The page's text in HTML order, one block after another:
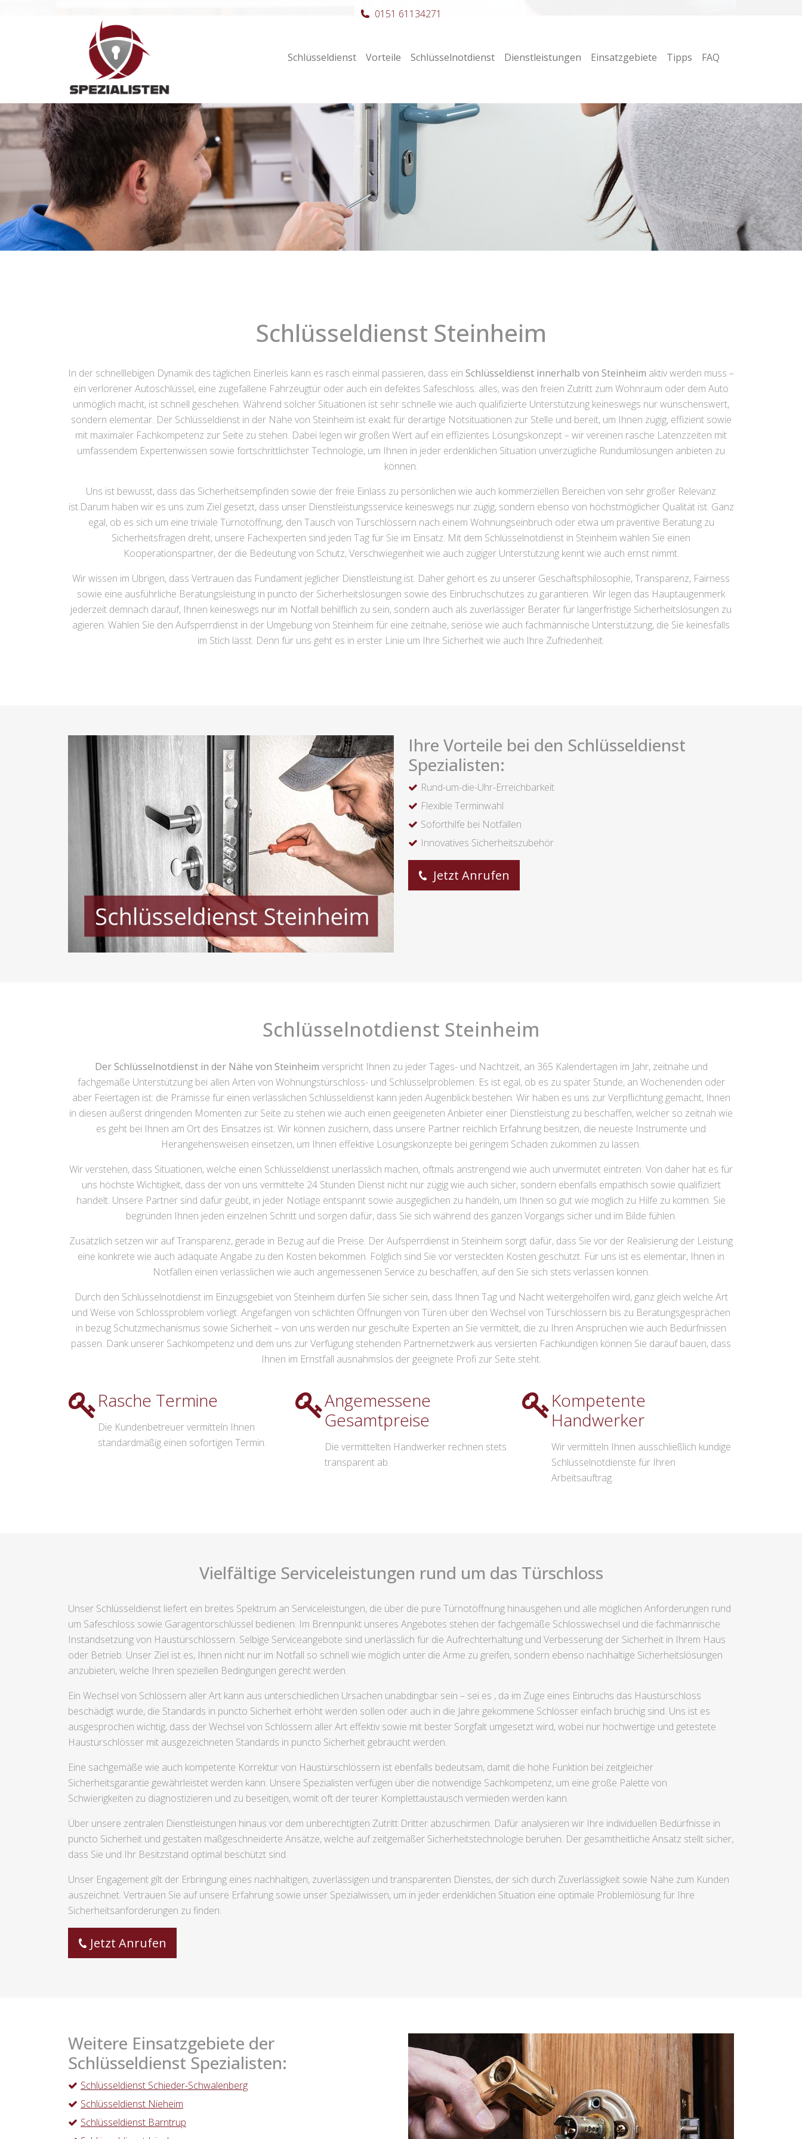
Hauptnavigation Schlüsseldienst Vorteile Schlüsselnotdienst Dienstleistungen Einsatzgebiete Tipps FAQ
0151 61134271
Schlüsseldienst Steinheim
In der schnelllebigen Dynamik des täglichen Einerleis kann es rasch einmal passieren, dass ein Schlüsseldienst innerhalb von Steinheim aktiv werden muss –
ein verlorener Autoschlüssel, eine zugefallene Fahrzeugtür oder auch ein defektes Safeschloss: alles, was den freien Zutritt zum Wohnraum oder dem Auto
unmöglich macht, ist schnell geschehen. Während solcher Situationen ist sehr schnelle wie auch qualifizierte Unterstützung keineswegs nur wünschenswert,
sondern elementar. Der Schlüsseldienst in der Nähe von Steinheim ist exakt für derartige Notsituationen zur Stelle und bereit, um Ihnen zügig, effizient sowie
mit maximaler Fachkompetenz zur Seite zu stehen. Dabei legen wir großen Wert auf ein effizientes Lösungskonzept – wir vereinen rasche Latenzzeiten mit
umfassendem Expertenwissen sowie fortschrittlichster Technologie, um Ihnen in jeder erdenklichen Situation unverzügliche Rundumlösungen anbieten zu
können.
Uns ist bewusst, dass das Sicherheitsempfinden sowie der freie Einlass zu persönlichen wie auch kommerziellen Bereichen von sehr großer Relevanz
ist.Darum haben wir es uns zum Ziel gesetzt, dass unser Dienstleistungsservice keineswegs nur zügig, sondern ebenso von höchstmöglicher Qualität ist. Ganz
egal, ob es sich um eine triviale Türnotöffnung, den Tausch von Türschlössern nach einem Wohnungseinbruch oder etwa um präventive Beratung zu
Sicherheitsfragen dreht, unsere Fachexperten sind jeden Tag für Sie im Einsatz. Mit dem Schlüsselnotdienst in Steinheim wählen Sie einen
Kooperationspartner, der die Bedeutung von Schutz, Verschwiegenheit wie auch zügiger Unterstützung kennt wie auch ernst nimmt.
Wir wissen im Übrigen, dass Vertrauen das Fundament jeglicher Dienstleistung ist. Daher gehört es zu unserer Geschäftsphilosophie, Transparenz, Fairness
sowie eine ausführliche Beratungsleistung in puncto der Sicherheitslösungen sowie des Einbruchschutzes zu garantieren. Wir legen das Hauptaugenmerk
jederzeit demnach darauf, Ihnen keineswegs nur im Notfall behilflich zu sein, sondern auch als zuverlässiger Berater für längerfristige Sicherheitslösungen zu
agieren. Wählen Sie den Aufsperrdienst in der Umgebung von Steinheim für eine zeitnahe, seriöse wie auch fachmännische Unterstützung, die Sie keinesfalls
im Stich lässt. Denn für uns geht es in erster Linie um Ihre Sicherheit wie auch Ihre Zufriedenheit.
Ihre Vorteile bei den Schlüsseldienst
Spezialisten:
Rund-um-die-Uhr-Erreichbarkeit
Flexible Terminwahl
Soforthilfe bei Notfällen
Innovatives Sicherheitszubehör
Jetzt Anrufen
Schlüsselnotdienst Steinheim
Der Schlüsselnotdienst in der Nähe von Steinheim verspricht Ihnen zu jeder Tages- und Nachtzeit, an 365 Kalendertagen im Jahr, zeitnahe und
fachgemäße Unterstützung bei allen Arten von Wohnungstürschloss- und Schlüsselproblemen. Es ist egal, ob es zu später Stunde, an Wochenenden oder
aber Feiertagen ist: die Prämisse für einen verlässlichen Schlüsseldienst kann jeden Augenblick bestehen. Wir haben es uns zur Verpflichtung gemacht, Ihnen
in diesen äußerst dringenden Momenten zur Seite zu stehen wie auch einen geeigeneten Anbieter einer Dienstleistung zu beschaffen, welcher so zeitnah wie
es geht bei Ihnen am Ort des Einsatzes ist. Wir können zusichern, dass unsere Partner reichlich Erfahrung besitzen, die neueste Instrumente und
Herangehensweisen einsetzen, um Ihnen effektive Lösungskonzepte bei geringem Schaden zukommen zu lassen.
Wir verstehen, dass Situationen, welche einen Schlüsseldienst unerlässlich machen, oftmals anstrengend wie auch unvermutet eintreten. Von daher hat es für
uns höchste Wichtigkeit, dass der von uns vermittelte 24 Stunden Dienst nicht nur zügig wie auch sicher, sondern ebenfalls empathisch sowie qualifiziert
handelt. Unsere Partner sind dafür geübt, in jeder Notlage entspannt sowie ausgeglichen zu handeln, um Ihnen so gut wie möglich zu Hilfe zu kommen. Sie
begründen Ihnen jeden einzelnen Schritt und sorgen dafür, dass Sie sich während des ganzen Vorgangs sicher und im Bilde fühlen.
Zusätzlich setzen wir auf Transparenz, gerade in Bezug auf die Preise. Der Aufsperrdienst in Steinheim sorgt dafür, dass Sie vor der Realisierung der Leistung
eine konkrete wie auch adäquate Angabe zu den Kosten bekommen. Folglich sind Sie vor versteckten Kosten geschützt. Für uns ist es elementar, Ihnen in
Notfällen einen verlässlichen wie auch angemessenen Service zu beschaffen, auf den Sie sich stets verlassen können.
Durch den Schlüsselnotdienst im Einzugsgebiet von Steinheim dürfen Sie sicher sein, dass Ihnen Tag und Nacht weitergeholfen wird, ganz gleich welche Art
und Weise von Schlossproblem vorliegt. Angefangen von schlichten Öffnungen von Türen über den Wechsel von Türschlössern bis zu Beratungsgesprächen
in bezug Schutzmechanismus sowie Sicherheit – von uns werden nur geschulte Experten an Sie vermittelt, die zu Ihren Ansprüchen wie auch Bedürfnissen
passen. Dank unserer Sachkompetenz und dem uns zur Verfügung stehenden Partnernetzwerk aus versierten Fachkundigen können Sie darauf bauen, dass
Ihnen im Ernstfall ausnahmslos der geeignete Profi zur Seite steht.
Rasche Termine
Die Kundenbetreuer vermitteln Ihnen
standardmäßig einen sofortigen Termin.
Angemessene
Gesamtpreise
Die vermittelten Handwerker rechnen stets
transparent ab.
Kompetente
Handwerker
Wir vermitteln Ihnen ausschließlich kundige
Schlüsselnotdienste für Ihren
Arbeitsauftrag.
Vielfältige Serviceleistungen rund um das Türschloss
Unser Schlüsseldienst liefert ein breites Spektrum an Serviceleistungen, die über die pure Türnotöffnung hinausgehen und alle möglichen Anforderungen rund
um Safeschloss sowie Garagentorschlüssel bedienen. Im Brennpunkt unseres Angebotes stehen der fachgemäße Schlosswechsel und die fachmännische
Instandsetzung von Haustürschlössern. Selbige Serviceangebote sind unerlässlich für die Aufrechterhaltung und Verbesserung der Sicherheit in Ihrem Haus
oder Betrieb. Unser Ziel ist es, Ihnen nicht nur im Notfall so schnell wie möglich unter die Arme zu greifen, sondern ebenso nachhaltige Sicherheitslösungen
anzubieten, welche Ihren speziellen Bedingungen gerecht werden.
Ein Wechsel von Schlössern aller Art kann aus unterschiedlichen Ursachen unabdingbar sein – sei es , da im Zuge eines Einbruchs das Haustürschloss
beschädigt wurde, die Standards in puncto Sicherheit erhöht werden sollen oder auch in die Jahre gekommene Schlösser einfach brüchig sind. Uns ist es
ausgesprochen wichtig, dass der Wechsel von Schlössern aller Art effektiv sowie mit bester Sorgfalt umgesetzt wird, wobei nur hochwertige und getestete
Haustürschlösser mit ausgezeichneten Standards in puncto Sicherheit gebraucht werden.
Eine sachgemäße wie auch kompetente Korrektur von Haustürschlössern ist ebenfalls bedeutsam, damit die hohe Funktion bei zeitgleicher
Sicherheitsgarantie gewährleistet werden kann. Unsere Spezialisten verfügen über die notwendige Sachkompetenz, um eine große Palette von
Schwierigkeiten zu diagnostizieren und zu beseitigen, womit oft der teurer Komplettaustausch vermieden werden kann.
Über unsere zentralen Dienstleistungen hinaus vor dem unberechtigten Zutritt Dritter abzuschirmen. Dafür analysieren wir Ihre individuellen Bedürfnisse in
puncto Sicherheit und gestalten maßgeschneiderte Ansätze, welche auf zeitgemäßer Sicherheitstechnologie beruhen. Der gesamtheitliche Ansatz stellt sicher,
dass Sie und Ihr Besitzstand optimal beschützt sind.
Unser Engagement gilt der Erbringung eines nachhaltigen, zuverlässigen und transparenten Dienstes, der sich durch Zuverlässigkeit sowie Nähe zum Kunden
auszeichnet. Vertrauen Sie auf unsere Erfahrung sowie unser Spezialwissen, um in jeder erdenklichen Situation eine optimale Problemlösung für Ihre
Sicherheitsanforderungen zu finden.
Jetzt Anrufen
Weitere Einsatzgebiete der
Schlüsseldienst Spezialisten:
Schlüsseldienst Schieder-Schwalenberg
Schlüsseldienst Nieheim
Schlüsseldienst Barntrup